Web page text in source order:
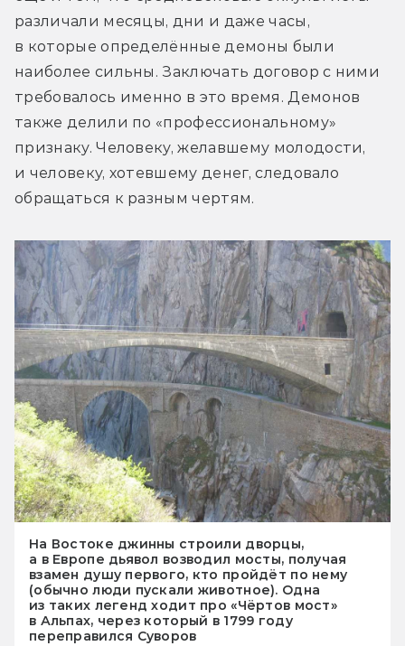
различали месяцы, дни и даже часы,
в которые определённые демоны были
наиболее сильны. Заключать договор с ними
требовалось именно в это время. Демонов
также делили по «профессиональному»
признаку. Человеку, желавшему молодости,
и человеку, хотевшему денег, следовало
обращаться к разным чертям.
На Востоке джинны строили дворцы,
а в Европе дьявол возводил мосты, получая
взамен душу первого, кто пройдёт по нему
(обычно люди пускали животное). Одна
из таких легенд ходит про «Чёртов мост»
в Альпах, через который в 1799 году
переправился Суворов